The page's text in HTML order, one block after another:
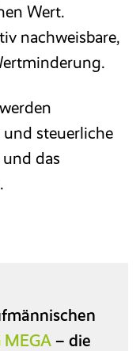
Wert.
nachweisbare,
steuerliche
das
MEGA – die